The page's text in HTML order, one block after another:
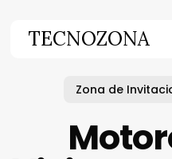
TECNOZONA
Zona de